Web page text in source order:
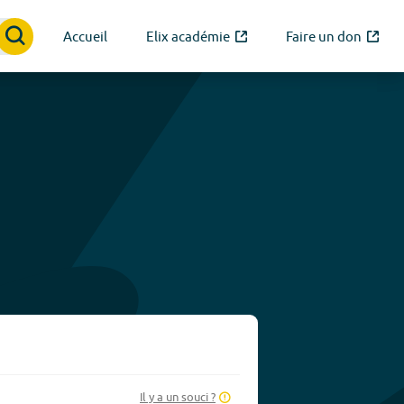
Accueil Elix académie Faire un don
Il y a un souci ?